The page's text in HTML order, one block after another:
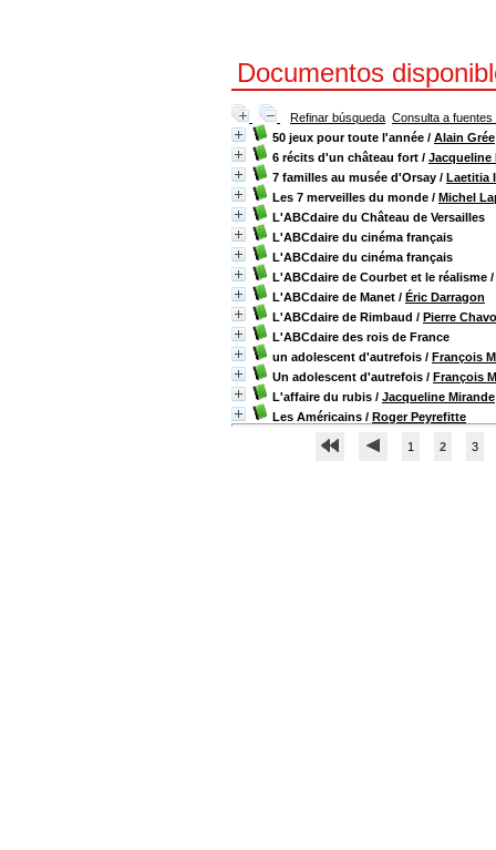
Documentos
Refinar búsqueda Consulta a
50 jeux pour toute l'année / Alain Grée
6 récits d'un château fort / Jacqueline
7 familles au musée d'Orsay / Laetitia
Les 7 merveilles du monde / Michel
L'ABCdaire du Château de Versailles
L'ABCdaire du cinéma français
L'ABCdaire du cinéma français
L'ABCdaire de Courbet et le réalisme /
L'ABCdaire de Manet / Éric Darragon
L'ABCdaire de Rimbaud / Pierre
L'ABCdaire des rois de France
un adolescent d'autrefois / François
Un adolescent d'autrefois / François
L'affaire du rubis / Jacqueline Mirande
Les Américains / Roger Peyrefitte
1 2 3